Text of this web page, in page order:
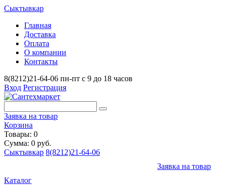
Сыктывкар
Главная
Доставка
Оплата
О компании
Контакты
8(8212)21-64-06 пн-пт с 9 до 18 часов
Вход Регистрация
Заявка на товар
Корзина
Товары: 0
Сумма: 0 руб.
Сыктывкар 8(8212)21-64-06
Заявка на товар
Каталог